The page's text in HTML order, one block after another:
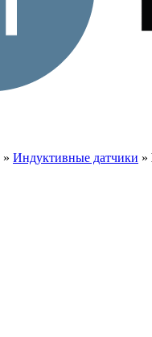
» Индуктивные датчики »